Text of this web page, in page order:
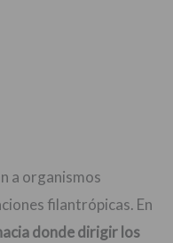
a organismos
filantrópicas. En
donde dirigir los